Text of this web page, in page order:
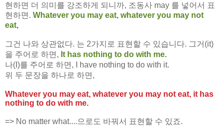
현하면 더 의미를 강조하게 되니까, 조동사 may 를 넣어서 표
현하면. Whatever you may eat, whatever you may not
eat,
그건 나와 상관없다. 는 2가지로 표현할 수 있습니다. 그거(it)
을 주어로 하면, It has nothing to do with me.
나(I)를 주어로 하면, I have nothing to do with it.
위 두 문장을 하나로 하면,
Whatever you may eat, whatever you may not eat, it has
nothing to do with me.
=> No matter what....으로도 바꿔서 표현할 수 있죠.